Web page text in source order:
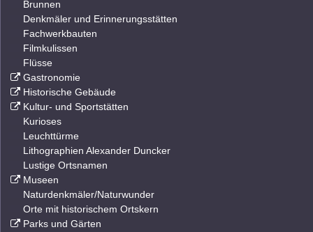
Brunnen
Denkmäler und Erinnerungsstätten
Fachwerkbauten
Filmkulissen
Flüsse
Gastronomie
Historische Gebäude
Kultur- und Sportstätten
Kurioses
Leuchttürme
Lithographien Alexander Duncker
Lustige Ortsnamen
Museen
Naturdenkmäler/Naturwunder
Orte mit historischem Ortskern
Parks und Gärten